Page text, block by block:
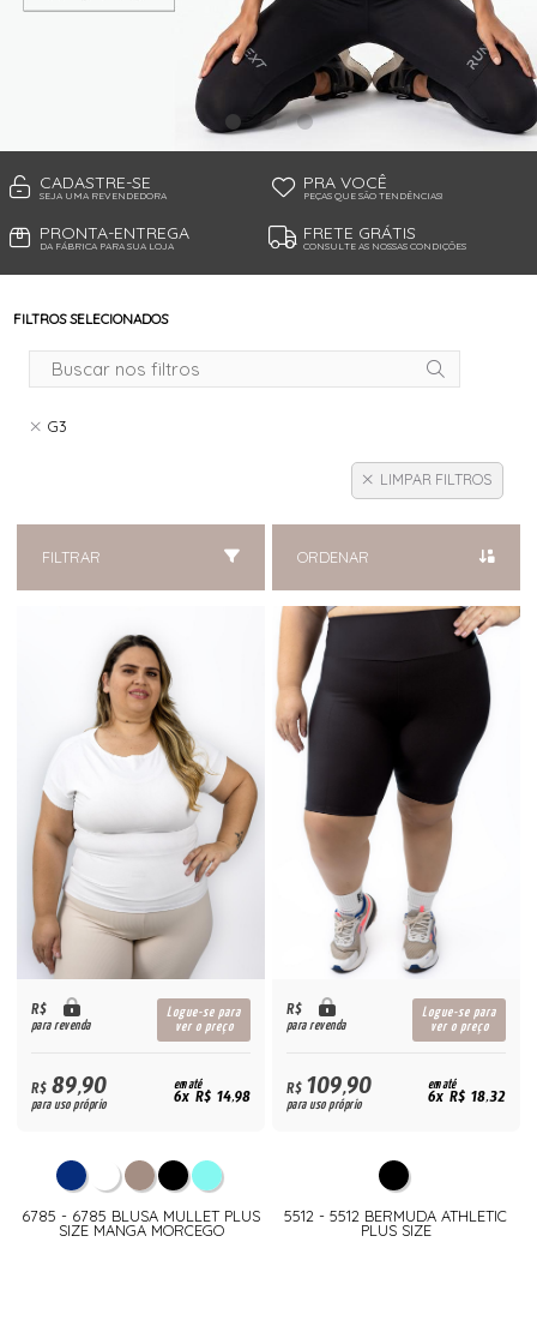
TANGA MICROFIBRA E RENDA
TANGAO MICRO E RENDA
TANGAO MICROFIBRA
CADASTRE-SE
SEJA UMA REVENDEDORA
PRA VOCÊ
PEÇAS QUE SÃO TENDÊNCIAS!
PRONTA-ENTREGA
DA FÁBRICA PARA SUA LOJA
FRETE GRÁTIS
CONSULTE AS NOSSAS CONDIÇÕES
FILTROS SELECIONADOS
G3
LIMPAR FILTROS
FILTRAR ORDENAR
R$
para revenda
Logue-se para
ver o preço
R$89,90
para uso próprio
em até
6x R$ 14,98
6785 - 6785 BLUSA MULLET PLUS
SIZE MANGA MORCEGO
R$
para revenda
Logue-se para
ver o preço
R$109,90
para uso próprio
em até
6x R$ 18,32
5512 - 5512 BERMUDA ATHLETIC
PLUS SIZE